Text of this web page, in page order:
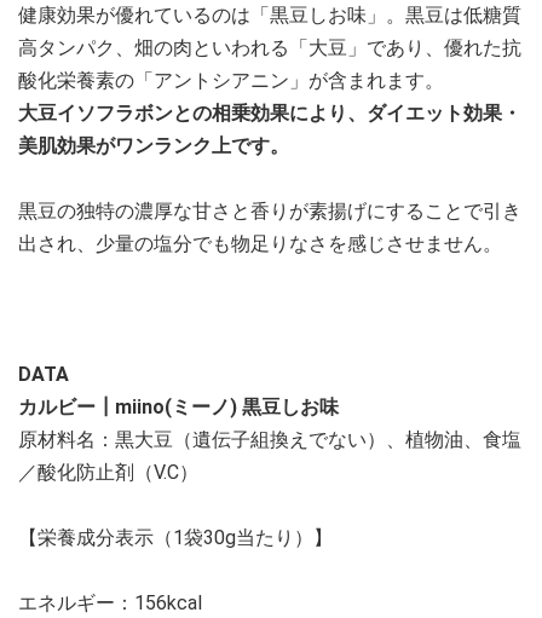
健康効果が優れているのは「黒豆しお味」。黒豆は低糖質
高タンパク、畑の肉といわれる「大豆」であり、優れた抗
酸化栄養素の「アントシアニン」が含まれます。
大豆イソフラボンとの相乗効果により、ダイエット効果・
美肌効果がワンランク上です。
黒豆の独特の濃厚な甘さと香りが素揚げにすることで引き
出され、少量の塩分でも物足りなさを感じさせません。
DATA
カルビー┃miino(ミーノ) 黒豆しお味
原材料名：黒大豆（遺伝子組換えでない）、植物油、食塩
／酸化防止剤（V.C）
【栄養成分表示（1袋30g当たり）】
エネルギー：156kcal